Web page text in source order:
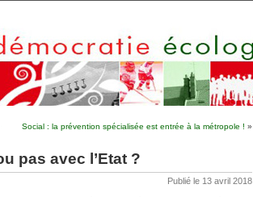
Social : la prévention spécialisée est entrée à la métropole ! »
pas avec l’Etat ?
Publié le 13 avril 2018